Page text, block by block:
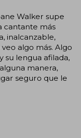
Walker supe
cantante más
inalcanzable,
algo más. Algo
su lengua afilada,
manera,
seguro que le